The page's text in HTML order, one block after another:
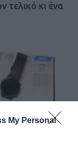
My Personal
τελικό κι ένα